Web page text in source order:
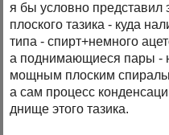
я бы условно представил
плоского тазика - куда
типа - спирт+немного
а поднимающиеся пары -
мощным плоским
а сам процесс
днище этого тазика.